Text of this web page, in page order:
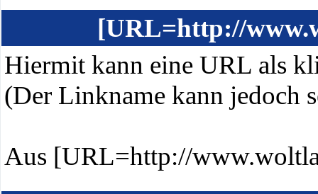
[URL=http://
Hiermit kann eine URL als
(Der Linkname kann jedoch
Aus [URL=http://